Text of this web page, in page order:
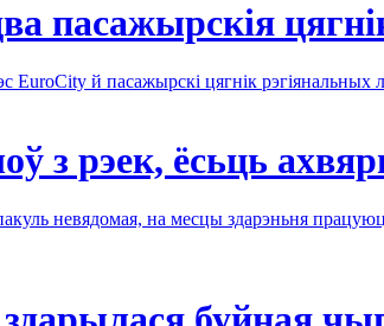
пасажырскія
EuroCity й пасажырскі цягнік рэгіянальных
з рэек, ёсьць
невядомая, на месцы здарэньня